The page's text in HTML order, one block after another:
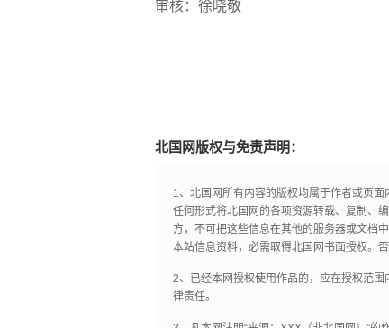
审核：徐晓敬
北国网版权与免责声明：
1、北国网所有内容的版权均属于作者或页
任何形式将北国网的各项资源转载、复制、
方，不可把这些信息在其他的服务器或文档
本站信息资料，必需取得北国网书面授权。
2、已经本网授权使用作品的，应在授权范
律责任。